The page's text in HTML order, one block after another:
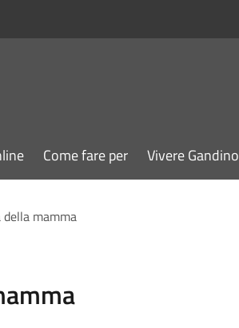
Come fare per Vivere Gandino
mamma